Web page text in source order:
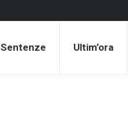
Sentenze Ultim’ora